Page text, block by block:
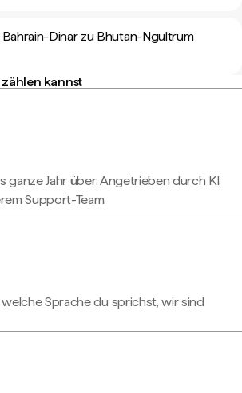
Dinar zu Bhutan-Ngultrum
kannst
ganze Jahr über. Angetrieben durch KI,
Support-Team.
Sprache du sprichst, wir sind